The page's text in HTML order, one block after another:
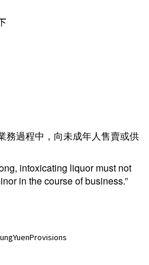
務過程中，向未成年人售賣或供
intoxicating liquor must not
in the course of business.”